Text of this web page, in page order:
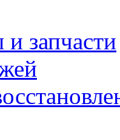
запчасти